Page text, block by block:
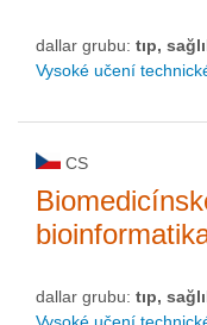
dallar grubu: tıp,
Vysoké učení
CS
dallar grubu: tıp,